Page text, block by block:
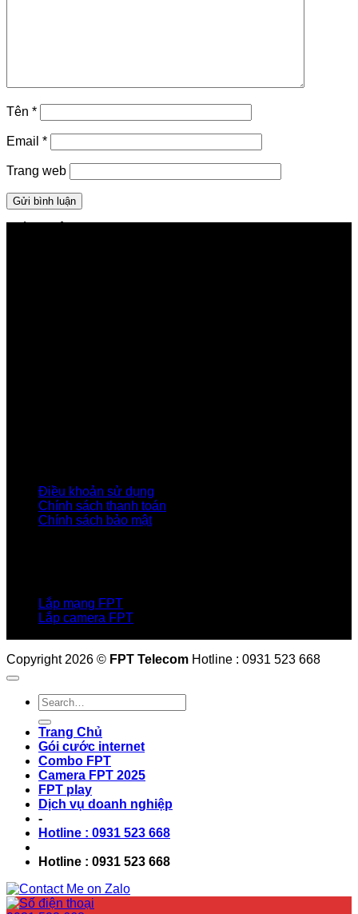
Tên *
Email *
Trang web
Điều khoản sử dụng
Chính sách thanh toán
Chính sách bảo mật
Lắp mạng FPT
Lắp camera FPT
Copyright 2026 © FPT Telecom Hotline : 0931 523 668
Trang Chủ
Gói cước internet
Combo FPT
Camera FPT 2025
FPT play
Dịch vụ doanh nghiệp
-
Hotline : 0931 523 668
Hotline : 0931 523 668